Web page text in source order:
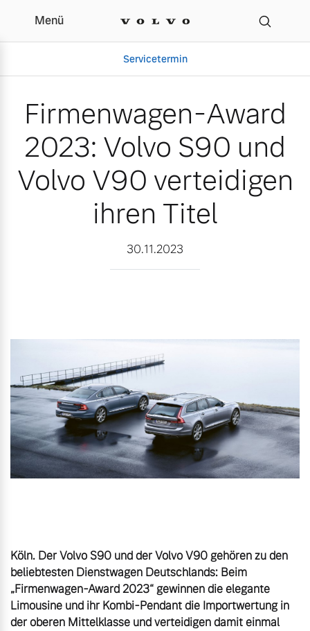
Firmenwagen-Award
Menü
Servicetermin
Gebrauchtwagen
Aktuelle Zubehörangebote
Zubehörkatalog
Aktuelle Serviceangebote
Unsere News & Events
Firmenwagen-Award
2023: Volvo S90 und
Volvo V90 verteidigen
ihren Titel
30.11.2023
Köln. Der Volvo S90 und der Volvo V90 gehören zu den
beliebtesten Dienstwagen Deutschlands: Beim
„Firmenwagen-Award 2023“ gewinnen die elegante
Limousine und ihr Kombi-Pendant die Importwertung in
der oberen Mittelklasse und verteidigen damit einmal